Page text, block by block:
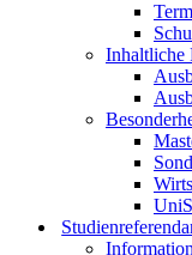
Inhaltliche